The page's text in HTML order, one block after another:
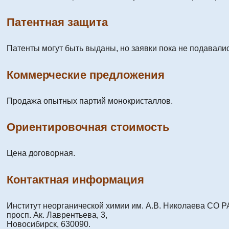
Патентная защита
Патенты могут быть выданы, но заявки пока не
Коммерческие предложения
Продажа опытных партий монокристаллов.
Ориентировочная стоимость
Цена договорная.
Контактная информация
Институт неорганической химии им. А.В. Николаева СО
просп. Ак. Лаврентьева, 3,
Новосибирск, 630090.